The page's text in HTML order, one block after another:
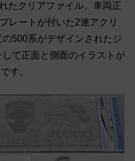
たクリアファイル、車両正
レートが付いた2連アクリ
500系がデザインされたジ
て正面と側面のイラストが
す。